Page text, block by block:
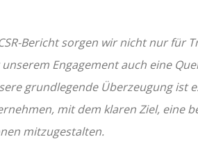
Bericht sorgen wir nicht nur für
Engagement auch eine
grundlegende Überzeugung ist
mit dem klaren Ziel, eine
mitzugestalten.